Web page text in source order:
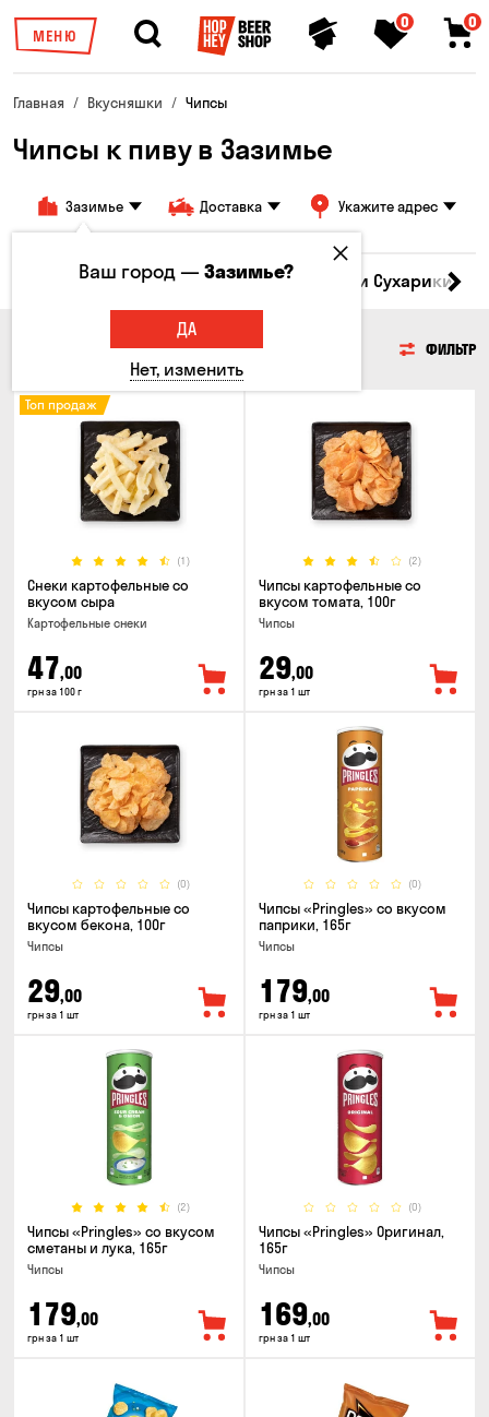
МЕНЮ
0 0
Главная Вкусняшки Чипсы
Чипсы к пиву в Зазимье
Зазимье Доставка Укажите адрес
Кукуруза Семечки Чипсы Гренки и Сухарики
ФИЛЬТР
(1)
Топ продаж
Снеки картофельные со
вкусом сыра
Картофельные снеки
47,00
грн за 100 г
(2)
Чипсы картофельные со
вкусом томата, 100г
Чипсы
29,00
грн за 1 шт
(0)
Чипсы картофельные со
вкусом бекона, 100г
Чипсы
29,00
грн за 1 шт
(0)
Чипсы «Pringles» со вкусом
паприки, 165г
Чипсы
179,00
грн за 1 шт
(2)
Чипсы «Pringles» со вкусом
сметаны и лука, 165г
Чипсы
179,00
грн за 1 шт
(0)
Чипсы «Pringles» Оригинал,
165г
Чипсы
169,00
грн за 1 шт
Ваш город —Зазимье?
ДА
Нет, изменить